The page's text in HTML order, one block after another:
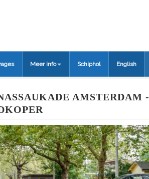
Meer info Schiphol English
AMSTERDAM -